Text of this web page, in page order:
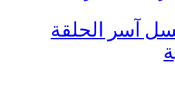
آسر الحلقة